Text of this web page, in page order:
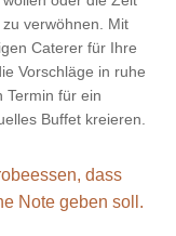
verwöhnen. Mit
Caterer für Ihre
Vorschläge in ruhe
Termin für ein
Buffet kreieren.
dass
Note geben soll.